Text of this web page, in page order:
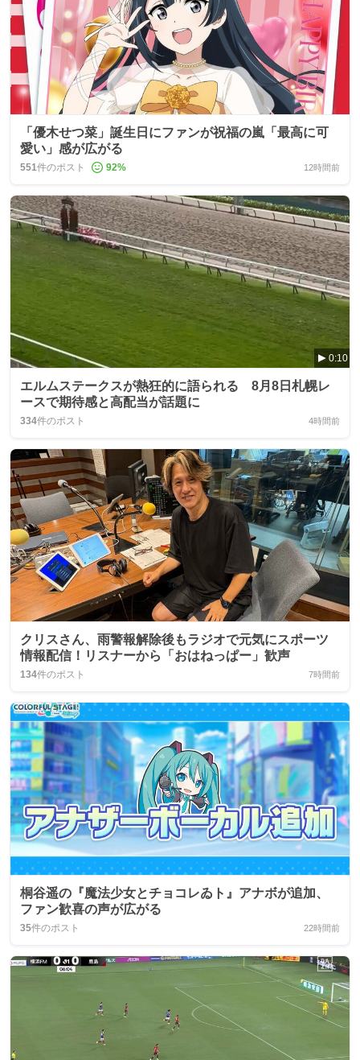
「優木せつ菜」誕生日にファンが祝福の嵐「最高に可
愛い」感が広がる
551件のポスト 92% 12時間前
0:10
エルムステークスが熱狂的に語られる 8月8日札幌レ
ースで期待感と高配当が話題に
334件のポスト 4時間前
クリスさん、雨警報解除後もラジオで元気にスポーツ
情報配信！リスナーから「おはねっぱー」歓声
134件のポスト 7時間前
桐谷遥の『魔法少女とチョコレゐト』アナボが追加、
ファン歓喜の声が広がる
35件のポスト 22時間前